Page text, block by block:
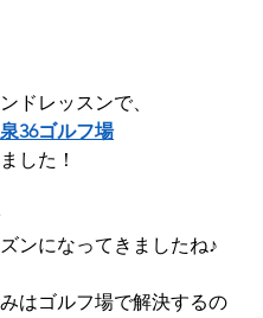
ドレッスンで、
36ゴルフ場
した！
ンになってきましたね♪
はゴルフ場で解決するの